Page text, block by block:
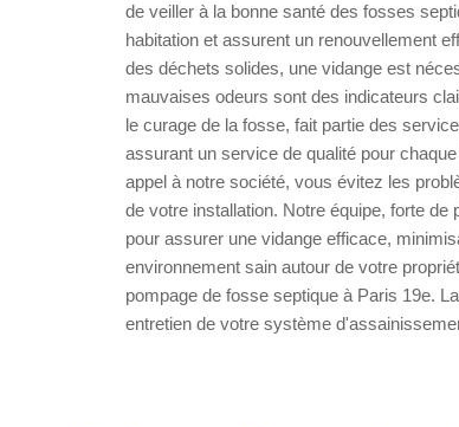
de veiller à la bonne santé des fosses
habitation et assurent un renouvellement
des déchets solides, une vidange est
mauvaises odeurs sont des indicateurs
le curage de la fosse, fait partie des
assurant un service de qualité pour
appel à notre société, vous évitez les
de votre installation. Notre équipe, forte
pour assurer une vidange efficace,
environnement sain autour de votre
pompage de fosse septique à Paris 19e.
entretien de votre système